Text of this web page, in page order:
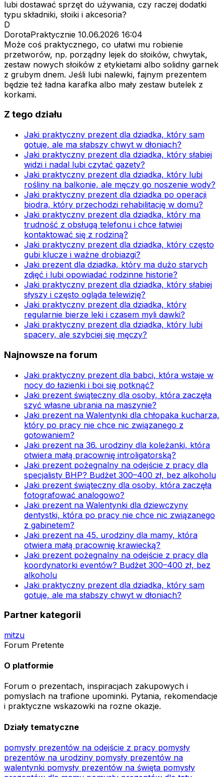
lubi dostawać sprzęt do używania, czy raczej dodatki
typu składniki, słoiki i akcesoria?
D
DorotaPraktycznie 10.06.2026 16:04
Może coś praktycznego, co ułatwi mu robienie
przetworów, np. porządny lejek do słoików, chwytak,
zestaw nowych słoików z etykietami albo solidny garnek
z grubym dnem. Jeśli lubi nalewki, fajnym prezentem
będzie też ładna karafka albo mały zestaw butelek z
korkami.
Z tego działu
Jaki praktyczny prezent dla dziadka, który sam
gotuje, ale ma słabszy chwyt w dłoniach?
Jaki praktyczny prezent dla dziadka, który słabiej
widzi i nadal lubi czytać gazety?
Jaki praktyczny prezent dla dziadka, który lubi
rośliny na balkonie, ale męczy go noszenie wody?
Jaki praktyczny prezent dla dziadka po operacji
biodra, który przechodzi rehabilitację w domu?
Jaki praktyczny prezent dla dziadka, który ma
trudność z obsługą telefonu i chce łatwiej
kontaktować się z rodziną?
Jaki praktyczny prezent dla dziadka, który często
gubi klucze i ważne drobiazgi?
Jaki prezent dla dziadka, który ma dużo starych
zdjęć i lubi opowiadać rodzinne historie?
Jaki praktyczny prezent dla dziadka, który słabiej
słyszy i często ogląda telewizję?
Jaki praktyczny prezent dla dziadka, który
regularnie bierze leki i czasem myli dawki?
Jaki praktyczny prezent dla dziadka, który lubi
spacery, ale szybciej się męczy?
Najnowsze na forum
Jaki praktyczny prezent dla babci, która wstaje w
nocy do łazienki i boi się potknąć?
Jaki prezent świąteczny dla osoby, która zaczęła
szyć własne ubrania na maszynie?
Jaki prezent na Walentynki dla chłopaka kucharza,
który po pracy nie chce nic związanego z
gotowaniem?
Jaki prezent na 36. urodziny dla koleżanki, która
otwiera małą pracownię introligatorską?
Jaki prezent pożegnalny na odejście z pracy dla
specjalisty BHP? Budżet 300–400 zł, bez alkoholu
Jaki prezent świąteczny dla osoby, która zaczęła
fotografować analogowo?
Jaki prezent na Walentynki dla dziewczyny
dentystki, która po pracy nie chce nic związanego
z gabinetem?
Jaki prezent na 45. urodziny dla mamy, która
otwiera małą pracownię krawiecką?
Jaki prezent pożegnalny na odejście z pracy dla
koordynatorki eventów? Budżet 300–400 zł, bez
alkoholu
Jaki praktyczny prezent dla dziadka, który sam
gotuje, ale ma słabszy chwyt w dłoniach?
Partner kategorii
mitzu
Forum Pretente
O platformie
Forum o prezentach, inspiracjach zakupowych i
pomyslach na trafione upominki. Pytania, rekomendacje
i praktyczne wskazowki na rozne okazje.
Działy tematyczne
pomysły prezentów na odejście z pracy pomysły
prezentów na urodziny pomysły prezentów na
walentynki pomysły prezentów na święta pomysły